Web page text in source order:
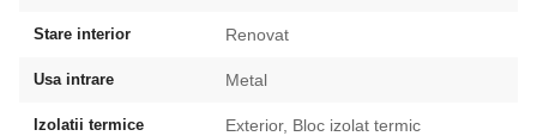
Stare interior Renovat
Usa intrare Metal
Izolatii termice Exterior, Bloc izolat termic